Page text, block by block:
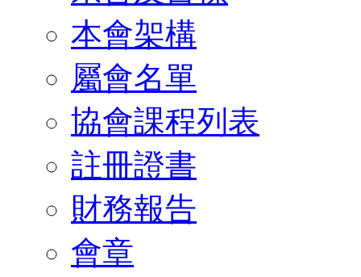
本會架構
屬會名單
協會課程列表
註冊證書
財務報告
會章